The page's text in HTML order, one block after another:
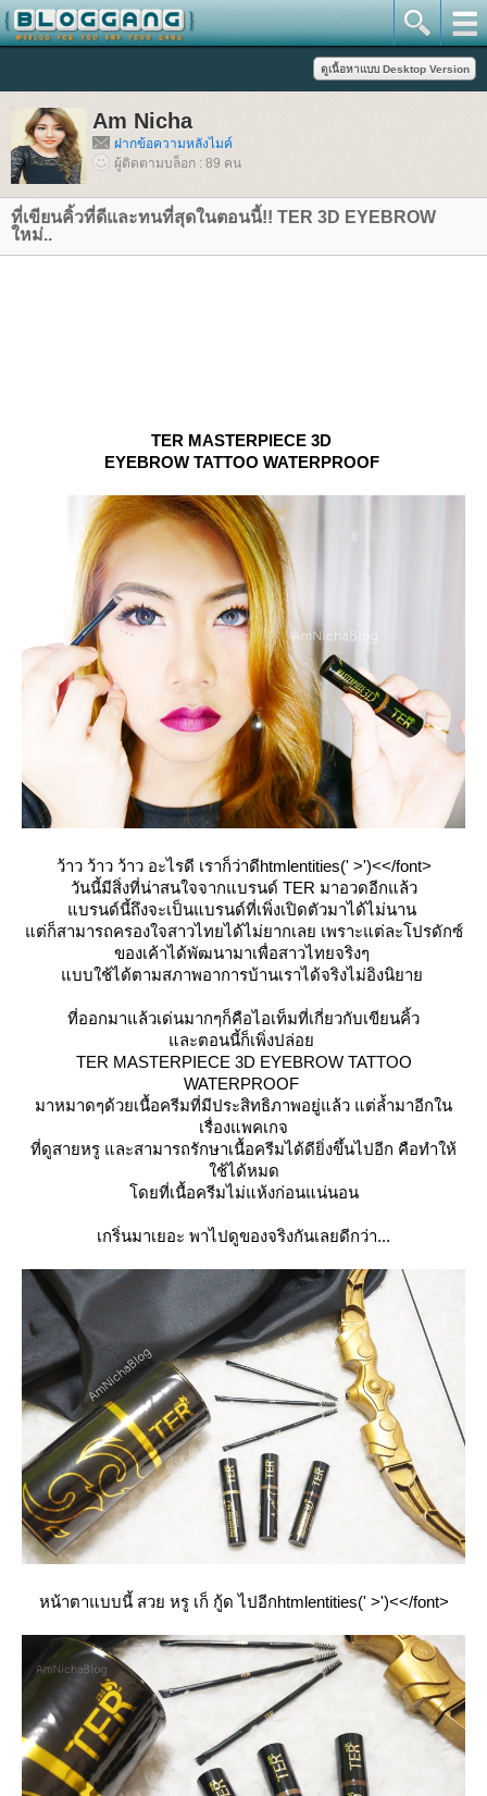
Am Nicha
ฝากข้อความหลังไมค์
ผู้ติดตามบล็อก : 89 คน
ที่เขียนคิ้วที่ดีและทนที่สุดในตอนนี้!! TER 3D EYEBROW
หม่..
TER MASTERPIECE 3D
EYEBROW TATTOO WATERPROOF
ว้าว ว้าว ว้าว อะไรดี เราก็ว่าดีhtmlentities(' >')<</font>
วันนี้มีสิ่งที่น่าสนใจจากแบรนด์ TER มาอวดอีกแล้ว
บรนด์นี้ถึงจะเป็นแบรนด์ที่เพิ่งเปิดตัวมาได้ไม่นาน
ต่ก็สามารถครองใจสาวไทยได้ไม่ยากเลย เพราะแต่ละโปรดักซ์
ของเค้าได้พัฒนามาเพื่อสาวไทยจริงๆ
บบใช้ได้ตามสภาพอาการบ้านเราได้จริงไม่อิงนิยา
ที่ออกมาแล้วเด่นมากๆก็คือไอเท็มที่เกี่ยวกับเขียนคิ้ว
ละตอนนี้ก็เพิ่งปล่อ
TER MASTERPIECE 3D EYEBROW TATTOO
WATERPROOF
มาหมาดๆด้วยเนื้อครีมที่มีประสิทธิภาพอยู่แล้ว แต่ล้ำมาอีกใน
เรื่องแพคเกจ
ที่ดูสายหรู และสามารถรักษาเนื้อครีมได้ดียิ่งขึ้นไปอีก คือทำให้
ช้ได้หมด
ดยที่เนื้อครีมไม่แห้งก่อนแน่นอน
เกริ่นมาเยอะ พาไปดูของจริงกันเลยดีกว่า...
หน้าตาแบบนี้ สวย หรู เก็ กู้ด ไปอีกhtmlentities(' >')<</font>